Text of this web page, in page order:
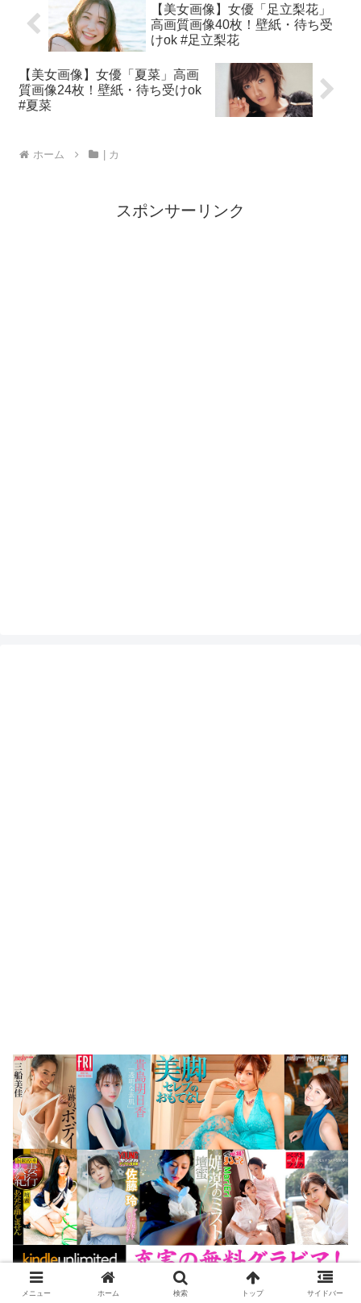
【美女画像】女優「足立梨花」
高画質画像40枚！壁紙・待ち受
けok #足立梨花
【美女画像】女優「夏菜」高画
質画像24枚！壁紙・待ち受けok
#夏菜
ホーム | カ
スポンサーリンク
【Kindle Unlimited:読み放題】
メニュー ホーム 検索 トップ サイドバー